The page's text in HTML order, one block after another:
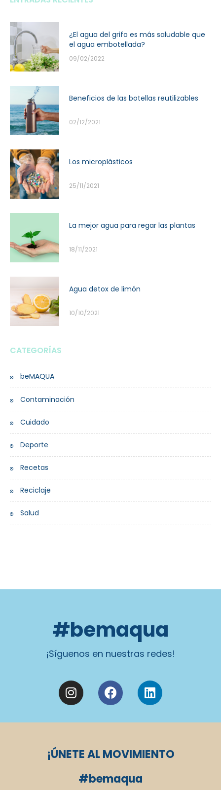
¿El agua del grifo es más saludable que
el agua embotellada?
09/02/2022
Beneficios de las botellas reutilizables
02/12/2021
Los microplásticos
25/11/2021
La mejor agua para regar las plantas
18/11/2021
Agua detox de limón
10/10/2021
CATEGORÍAS
beMAQUA
Contaminación
Cuidado
Deporte
Recetas
Reciclaje
Salud
#bemaqua
¡Síguenos en nuestras redes!
¡ÚNETE AL MOVIMIENTO
#bemaqua